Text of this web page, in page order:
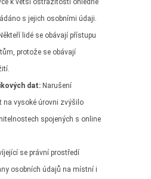
k větší ostražitosti ohledně
s jejich osobními údaji.
Někteří lidé se obávají přístupu
protože se obávají
dat: Narušení
na vysoké úrovni zvýšilo
spojených s online
se právní prostředí
osobních údajů na místní i